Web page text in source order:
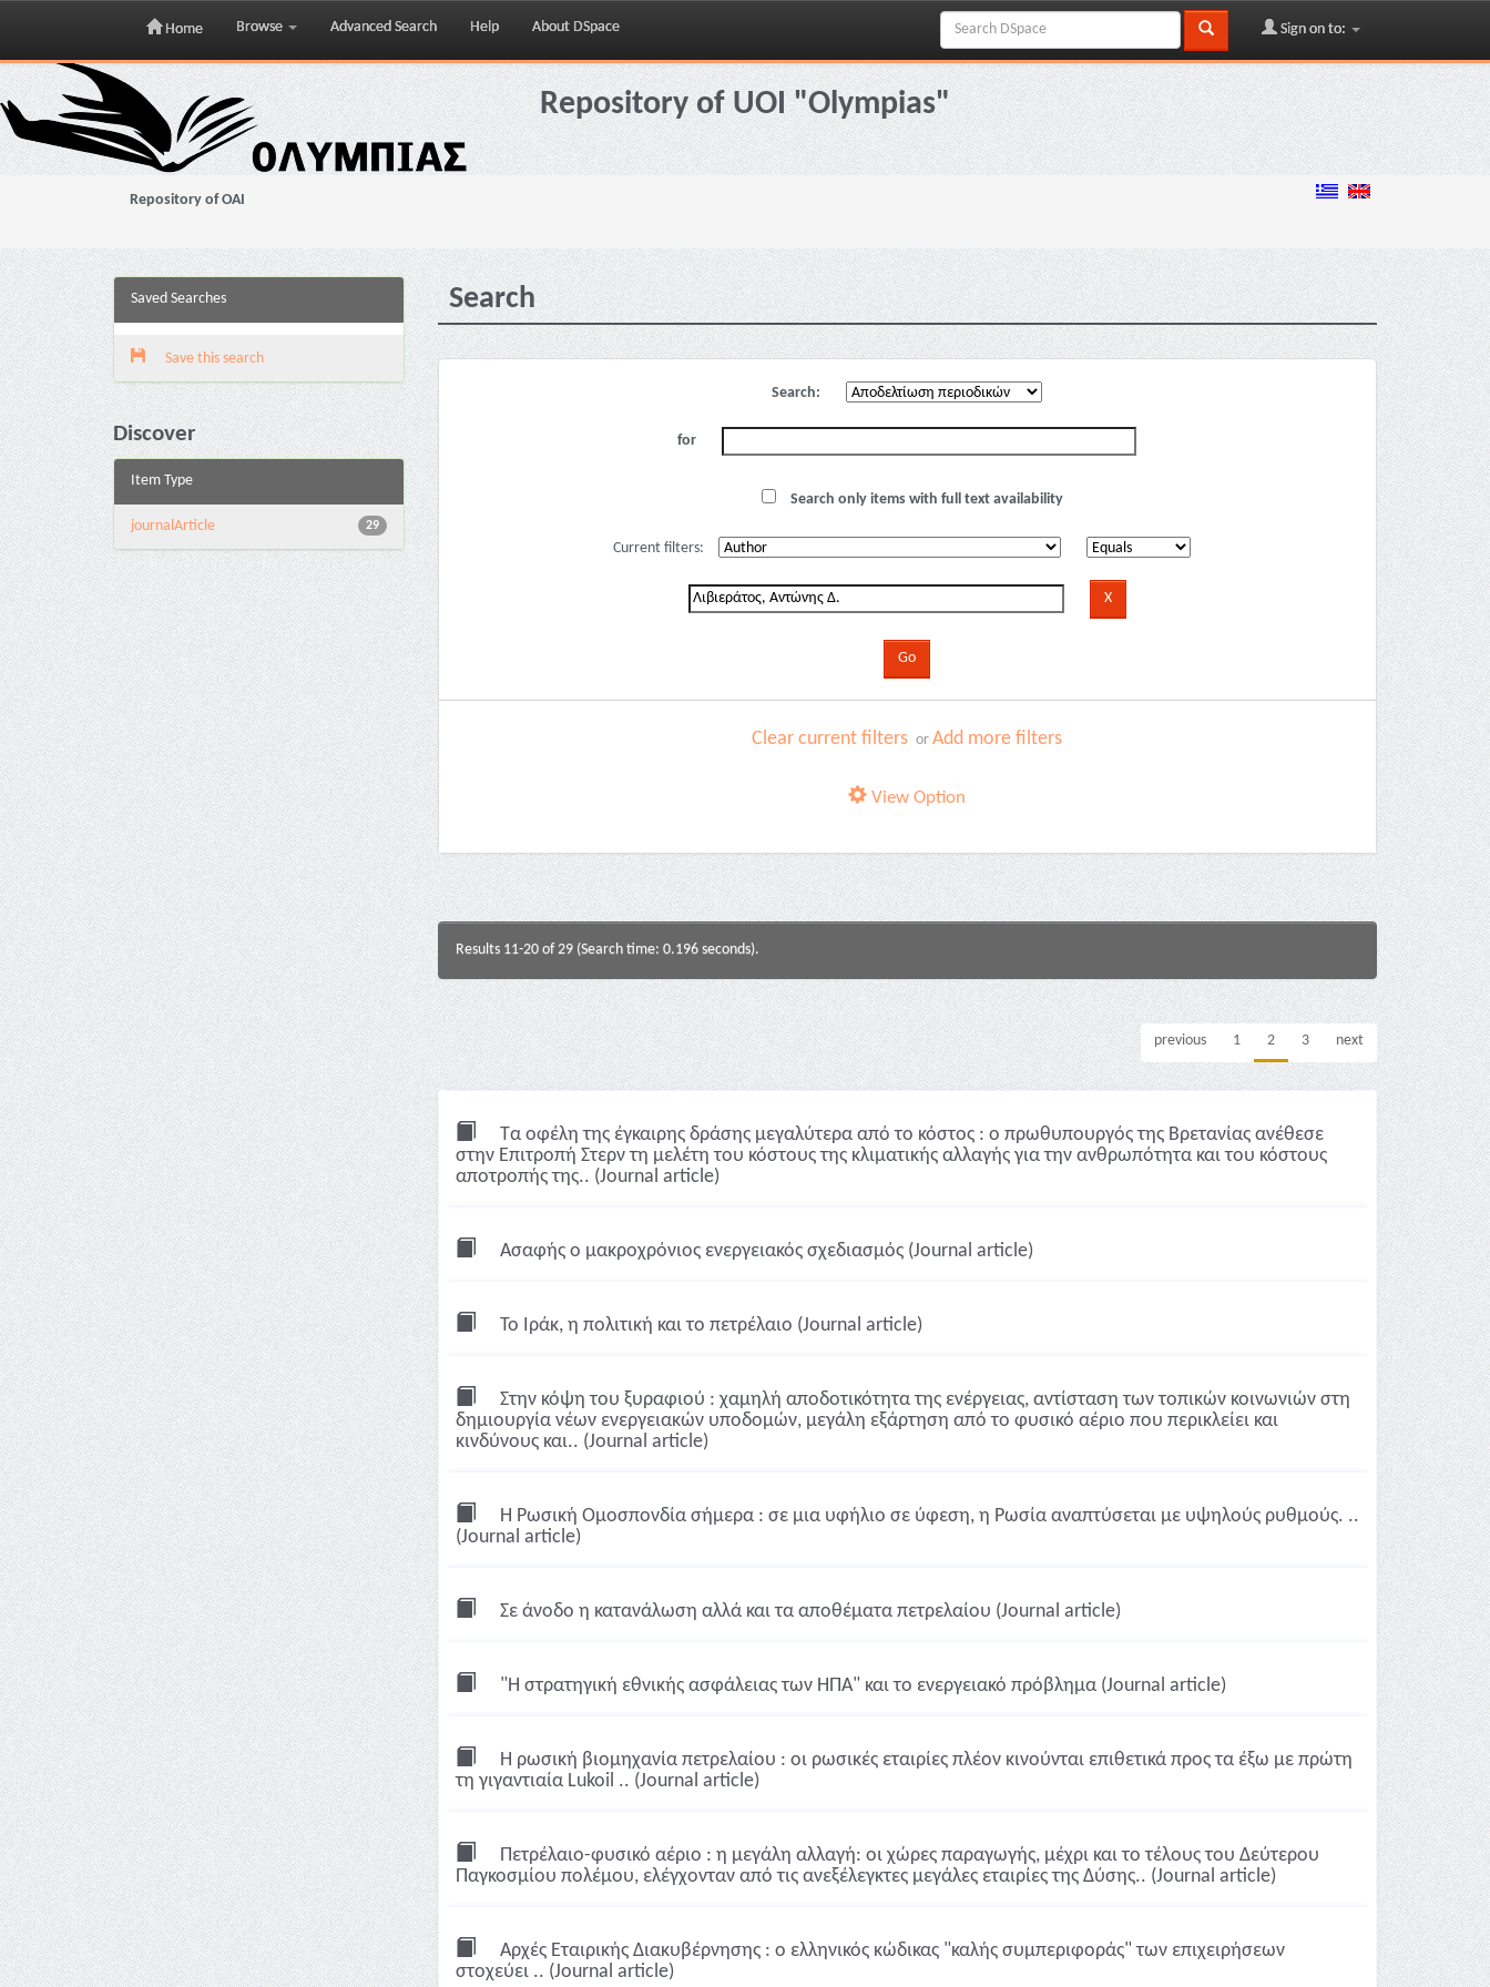
Skip
navigation
Home Browse Advanced Search Help About DSpace Sign on to:
Repository of UOI "Olympias"
Repository of OAI
Saved Searches
Save this search
Discover
Item Type
29
journalArticle
Search
Search:
for
Search only items with full text availability
Current filters:
Clear current filters orAdd more filters
View Option
Results 11-20 of 29 (Search time: 0.196 seconds).
previous 1 2 3 next
Τα οφέλη της έγκαιρης δράσης μεγαλύτερα από το κόστος : ο πρωθυπουργός της Βρετανίας ανέθεσε
στην Επιτροπή Στερν τη μελέτη του κόστους της κλιματικής αλλαγής για την ανθρωπότητα και του κόστους
αποτροπής της.. (Journal article)
Ασαφής ο μακροχρόνιος ενεργειακός σχεδιασμός (Journal article)
Το Ιράκ, η πολιτική και το πετρέλαιο (Journal article)
Στην κόψη του ξυραφιού : χαμηλή αποδοτικότητα της ενέργειας, αντίσταση των τοπικών κοινωνιών στη
δημιουργία νέων ενεργειακών υποδομών, μεγάλη εξάρτηση από το φυσικό αέριο που περικλείει και
κινδύνους και.. (Journal article)
Η Ρωσική Ομοσπονδία σήμερα : σε μια υφήλιο σε ύφεση, η Ρωσία αναπτύσεται με υψηλούς ρυθμούς. ..
(Journal article)
Σε άνοδο η κατανάλωση αλλά και τα αποθέματα πετρελαίου (Journal article)
"Η στρατηγική εθνικής ασφάλειας των ΗΠΑ" και το ενεργειακό πρόβλημα (Journal article)
Η ρωσική βιομηχανία πετρελαίου : οι ρωσικές εταιρίες πλέον κινούνται επιθετικά προς τα έξω με πρώτη
τη γιγαντιαία Lukoil .. (Journal article)
Πετρέλαιο-φυσικό αέριο : η μεγάλη αλλαγή: οι χώρες παραγωγής, μέχρι και το τέλους του Δεύτερου
Παγκοσμίου πολέμου, ελέγχονταν από τις ανεξέλεγκτες μεγάλες εταιρίες της Δύσης.. (Journal article)
Αρχές Εταιρικής Διακυβέρνησης : ο ελληνικός κώδικας "καλής συμπεριφοράς" των επιχειρήσεων
στοχεύει .. (Journal article)